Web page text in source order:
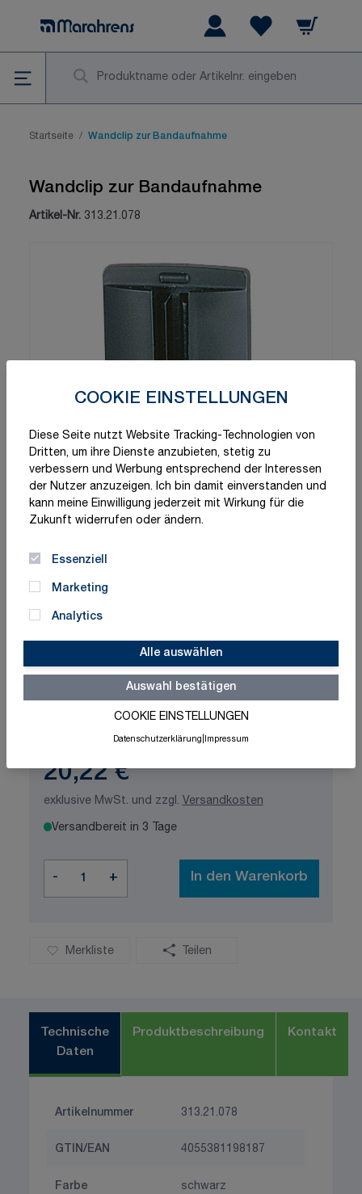
COOKIE EINSTELLUNGEN
Diese Seite nutzt Website Tracking-Technologien von
Dritten, um ihre Dienste anzubieten, stetig zu
verbessern und Werbung entsprechend der Interessen
der Nutzer anzuzeigen. Ich bin damit einverstanden und
kann meine Einwilligung jederzeit mit Wirkung für die
Zukunft widerrufen oder ändern.
Essenziell
Marketing
Analytics
Alle auswählen
Auswahl bestätigen
COOKIE EINSTELLUNGEN
Datenschutzerklärung Impressum
Warenkorb
Startseite / Wandclip zur Bandaufnahme
Wandclip zur Bandaufnahme
Artikel-Nr. 313.21.078
Schnelle Lieferung
Made in Germany
ISO-zertifizierte Qualität
20,22 €
exklusive MwSt. und zzgl. Versandkosten
Versandbereit in 3 Tage
- + In den Warenkorb
Merkliste Teilen
Technische
Daten
Produktbeschreibung Kontakt
Artikelnummer 313.21.078
GTIN/EAN 4055381198187
Farbe schwarz